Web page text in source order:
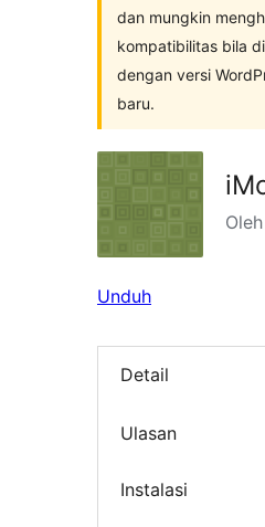
dan mungkin
kompatibilitas bila
dengan versi
baru.
Oleh
Unduh
Detail
Ulasan
Instalasi